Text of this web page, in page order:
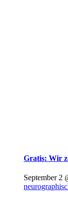
Gratis: Wir
September 2